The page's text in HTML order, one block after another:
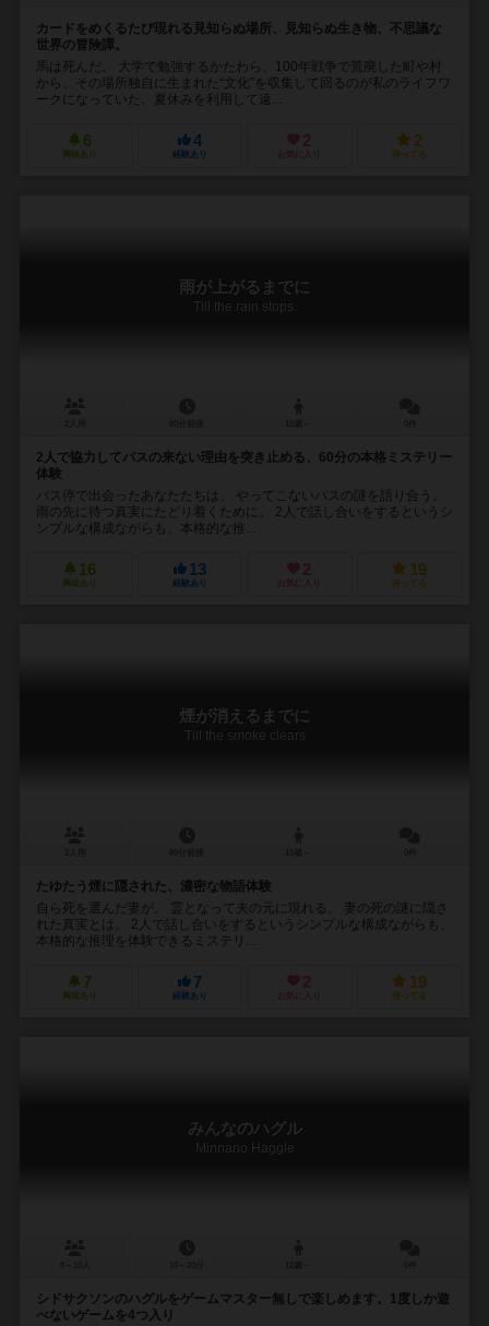
カードをめくるたび現れる見知らぬ場所、見知らぬ生き物、不思議な
世界の冒険譚。
馬は死んだ。 大学で勉強するかたわら、100年戦争で荒廃した町や村
から、その場所独自に生まれた“文化”を収集して回るのが私のライフワ
ークになっていた。夏休みを利用して遠...
6
興味あり
4
経験あり
2
お気に入り
2
持ってる
雨が上がるまでに
Till the rain stops.
2人で協力してバスの来ない理由を突き止める、60分の本格ミステリー
体験
バス停で出会ったあなたたちは、 やってこないバスの謎を語り合う。
雨の先に待つ真実にたどり着くために。 2人で話し合いをするというシ
ンプルな構成ながらも、本格的な推...
16
興味あり
13
経験あり
2
お気に入り
19
持ってる
煙が消えるまでに
Till the smoke clears
たゆたう煙に隠された、濃密な物語体験
自ら死を選んだ妻が、 霊となって夫の元に現れる。 妻の死の謎に隠さ
れた真実とは。 2人で話し合いをするというシンプルな構成ながらも、
本格的な推理を体験できるミステリ...
7
興味あり
7
経験あり
2
お気に入り
19
持ってる
みんなのハグル
Minnano Haggle
シドサクソンのハグルをゲームマスター無しで楽しめます。1度しか遊
べないゲームを4つ入り